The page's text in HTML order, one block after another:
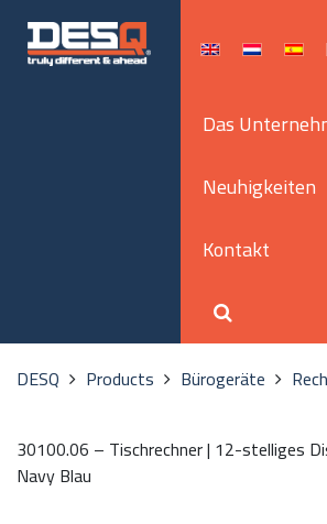
Das
Neuhigkeiten
Kontakt
DESQ Products Bürogeräte
30100.06 – Tischrechner | 12-stelliges
Navy Blau